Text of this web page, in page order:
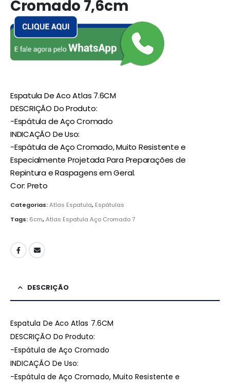
Cromado 7,6cm
Espatula De Aco Atlas 7.6CM
DESCRIÇÃO Do Produto:
-Espátula de Aço Cromado
INDICAÇÃO De Uso:
-Espátula de Aço Cromado, Muito Resistente e
Especialmente Projetada Para Preparações de
Repintura e Raspagens em Geral.
Cor: Preto
Categorias:Atlas Espatula, Espátulas
Tags: 6cm,Atlas Espatula Aço Cromado 7
DESCRIÇÃO
Espatula De Aco Atlas 7.6CM
DESCRIÇÃO Do Produto:
-Espátula de Aço Cromado
INDICAÇÃO De Uso:
-Espátula de Aço Cromado, Muito Resistente e